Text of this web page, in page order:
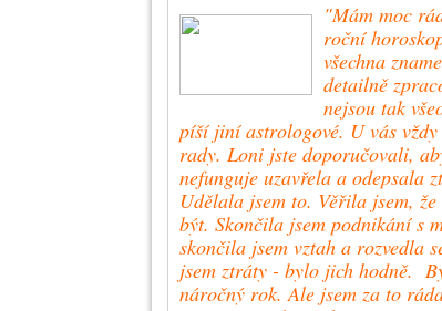
"Mám moc
roční
všechna
detailně
nejsou tak
píší jiní astrologové. U vás
rady. Loni jste doporučovali,
nefunguje uzavřela a odepsala
Udělala jsem to. Věřila jsem,
být. Skončila jsem podnikání s
skončila jsem vztah a rozvedla
jsem ztráty - bylo jich hodně.
náročný rok. Ale jsem za to